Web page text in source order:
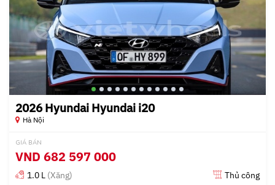
2026 Hyundai Hyundai i20
Hà Nội
GIÁ BÁN
VND 682 597 000
1.0 L (Xăng) Thủ công